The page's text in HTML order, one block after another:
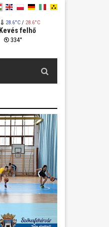
28.6°C/ 28.6°C
Kevés felhő
334°